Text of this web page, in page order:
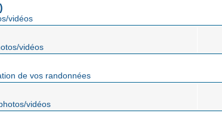
vidéos
vidéos
de vos randonnées
vidéos